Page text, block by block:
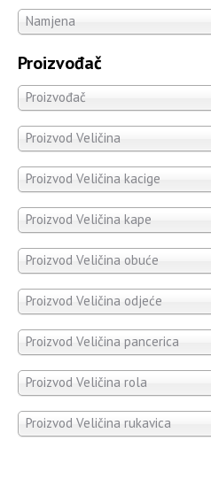
Namjena
Proizvođač
Proizvođač
Proizvod Veličina
Proizvod Veličina kacige
Proizvod Veličina kape
Proizvod Veličina obuće
Proizvod Veličina odjeće
Proizvod Veličina pancerica
Proizvod Veličina rola
Proizvod Veličina rukavica